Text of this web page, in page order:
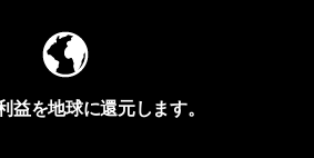
益を地球に還元します。